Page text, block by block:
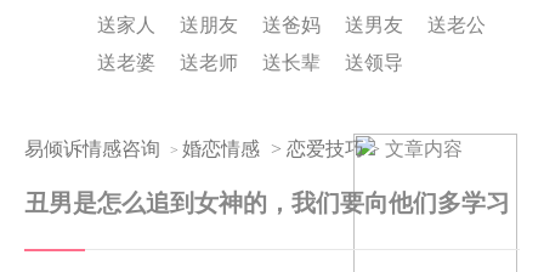
送家人
送朋友 送爸妈 送男友
送老公
送老婆
送老师 送长辈 送领导
易倾诉情感咨询 > 婚恋情感 > 恋爱技巧> 文章内容
丑男是怎么追到女神的，我们要向他们多学习